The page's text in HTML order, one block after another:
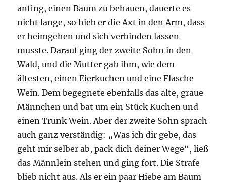
anfing, einen Baum zu behauen, dauerte es
nicht lange, so hieb er die Axt in den Arm, dass
er heimgehen und sich verbinden lassen
musste. Darauf ging der zweite Sohn in den
Wald, und die Mutter gab ihm, wie dem
ältesten, einen Eierkuchen und eine Flasche
Wein. Dem begegnete ebenfalls das alte, graue
Männchen und bat um ein Stück Kuchen und
einen Trunk Wein. Aber der zweite Sohn sprach
auch ganz verständig: „Was ich dir gebe, das
geht mir selber ab, pack dich deiner Wege“, ließ
das Männlein stehen und ging fort. Die Strafe
blieb nicht aus. Als er ein paar Hiebe am Baum